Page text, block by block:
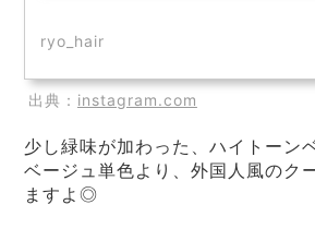
ryo_hair
出典： instagram.com
少し緑味が加わった、ハイトーン
ベージュ単色より、外国人風のク
ますよ◎